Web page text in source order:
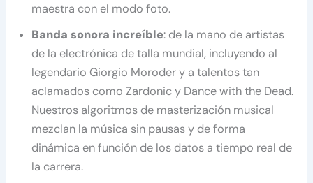
maestra con el modo foto.
Banda sonora increíble: de la mano de artistas
de la electrónica de talla mundial, incluyendo al
legendario Giorgio Moroder y a talentos tan
aclamados como Zardonic y Dance with the Dead.
Nuestros algoritmos de masterización musical
mezclan la música sin pausas y de forma
dinámica en función de los datos a tiempo real de
la carrera.